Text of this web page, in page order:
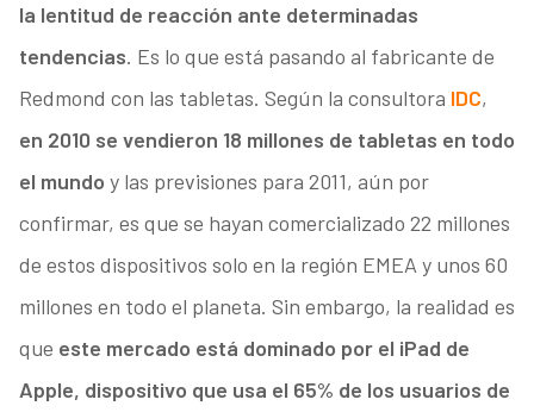
la lentitud de reacción ante determinadas
tendencias. Es lo que está pasando al fabricante de
Redmond con las tabletas. Según la consultora IDC,
en 2010 se vendieron 18 millones de tabletas en todo
el mundo y las previsiones para 2011, aún por
confirmar, es que se hayan comercializado 22 millones
de estos dispositivos solo en la región EMEA y unos 60
millones en todo el planeta. Sin embargo, la realidad es
que este mercado está dominado por el iPad de
Apple, dispositivo que usa el 65% de los usuarios de